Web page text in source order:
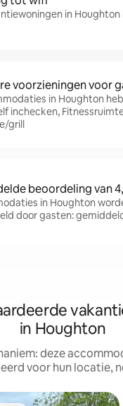
in
voorzieningen voor
in Houghton
inchecken,
grill
beoordeling van
in Houghton
door gasten:
in Houghton
deze
voor hun locatie,